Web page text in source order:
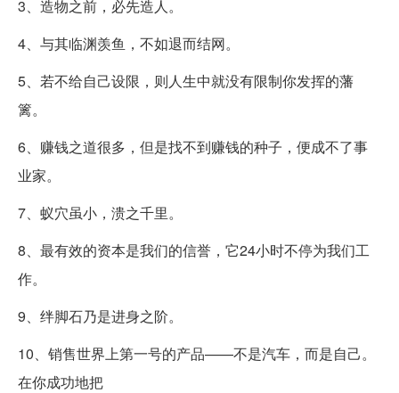
3、造物之前，必先造人。
4、与其临渊羡鱼，不如退而结网。
5、若不给自己设限，则人生中就没有限制你发挥的藩
篱。
6、赚钱之道很多，但是找不到赚钱的种子，便成不了事
业家。
7、蚁穴虽小，溃之千里。
8、最有效的资本是我们的信誉，它24小时不停为我们工
作。
9、绊脚石乃是进身之阶。
10、销售世界上第一号的产品——不是汽车，而是自己。
在你成功地把